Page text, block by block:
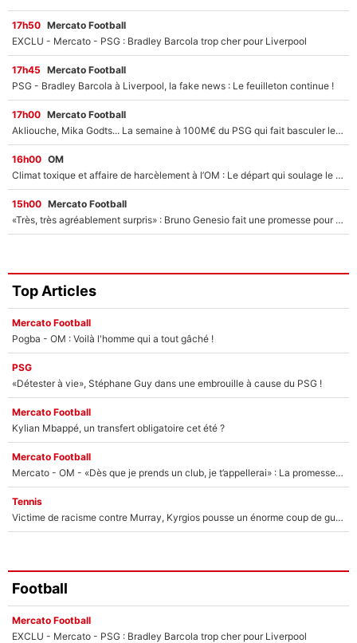
17h50 Mercato Football
EXCLU - Mercato - PSG : Bradley Barcola trop cher pour Liverpool
17h45 Mercato Football
PSG - Bradley Barcola à Liverpool, la fake news : Le feuilleton continue !
17h00 Mercato Football
Akliouche, Mika Godts... La semaine à 100M€ du PSG qui fait basculer le mercato du PSG !
16h00 OM
Climat toxique et affaire de harcèlement à l’OM : Le départ qui soulage le vestiaire de Bruno Genesio
15h00 Mercato Football
«Très, très agréablement surpris» : Bruno Genesio fait une promesse pour la suite du mercato de l’OM et rassure les supporters
Top Articles
Mercato Football
Pogba - OM : Voilà l'homme qui a tout gâché !
PSG
«Détester à vie», Stéphane Guy dans une embrouille à cause du PSG !
Mercato Football
Kylian Mbappé, un transfert obligatoire cet été ?
Mercato Football
Mercato - OM - «Dès que je prends un club, je t’appellerai» : La promesse de Marcelino au moment de claquer la porte
Tennis
Victime de racisme contre Murray, Kyrgios pousse un énorme coup de gueule !
Football
Mercato Football
EXCLU - Mercato - PSG : Bradley Barcola trop cher pour Liverpool